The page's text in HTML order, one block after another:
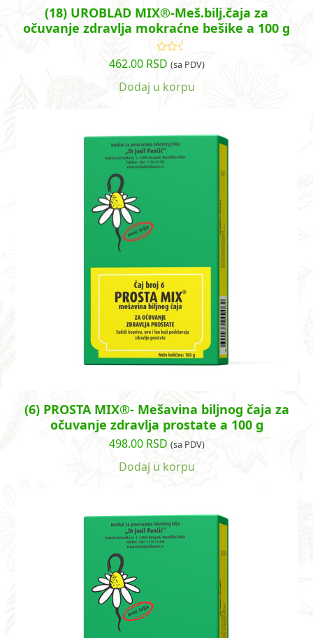
(18) UROBLAD MIX®-Meš.bilj.čaja za
očuvanje zdravlja mokraćne bešike a 100 g
Ocenjeno
sa5.00od
462.00 RSD (sa PDV)
Dodaj u korpu
(6) PROSTA MIX®- Mešavina biljnog čaja za
očuvanje zdravlja prostate a 100 g
498.00 RSD (sa PDV)
Dodaj u korpu